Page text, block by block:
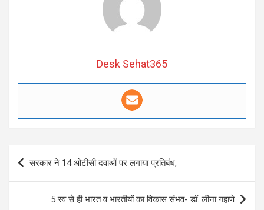
Desk Sehat365
Post
navigation
सरकार ने 14 ओटीसी दवाओं पर लगाया प्रतिबंध,
5 स्व से ही भारत व भारतीयों का विकास संभव- डॉ. लीना गहाणे